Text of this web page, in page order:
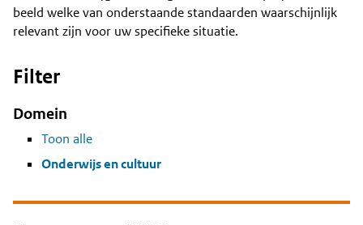
beeld welke van onderstaande standaarden waarschijnlijk
relevant zijn voor uw specifieke situatie.
Filter
Domein
Toon alle
Onderwijs en cultuur